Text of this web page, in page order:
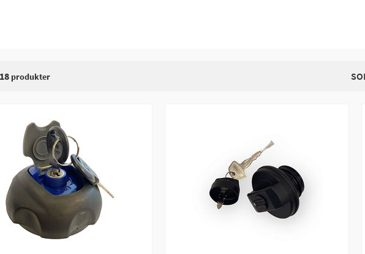
vanligvis har samme nøkkel som tenningslåsen , vil du fortsatt ha samme
18produkter